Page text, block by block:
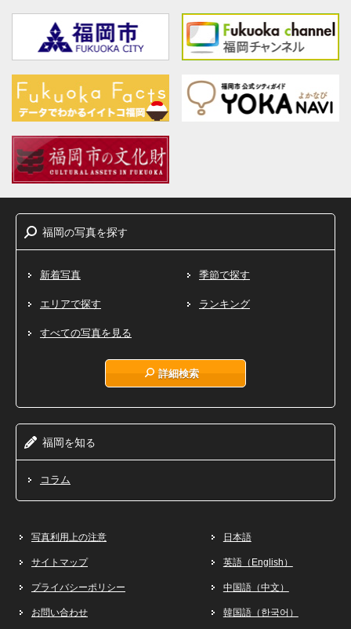
福岡の写真を探す
新着写真 季節で探す
エリアで探す ランキング
すべての写真を見る
詳細検索
福岡を知る
コラム
写真利用上の注意
サイトマップ
プライバシーポリシー
お問い合わせ
日本語
英語（English）
中国語（中文）
韓国語（한국어）